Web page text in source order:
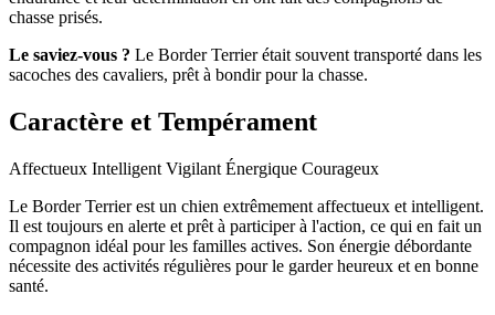
chasse prisés.
Le saviez-vous ? Le Border Terrier était souvent transporté dans les
sacoches des cavaliers, prêt à bondir pour la chasse.
Caractère et Tempérament
Affectueux Intelligent Vigilant Énergique Courageux
Le Border Terrier est un chien extrêmement affectueux et intelligent.
Il est toujours en alerte et prêt à participer à l'action, ce qui en fait un
compagnon idéal pour les familles actives. Son énergie débordante
nécessite des activités régulières pour le garder heureux et en bonne
santé.